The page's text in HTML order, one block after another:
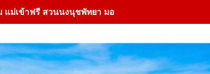
แม่เข้าฟรี สวนนงนุชพัทยา มอบของขวัญวันแม่แห่งชาติ